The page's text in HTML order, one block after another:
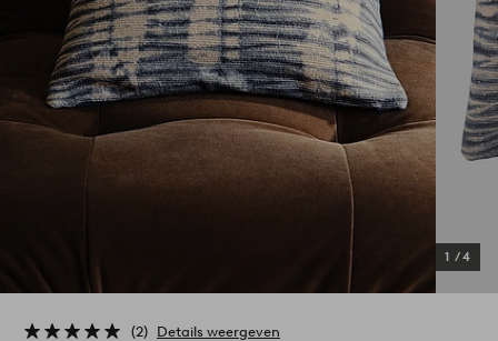
1 /4
2 Details weergeven